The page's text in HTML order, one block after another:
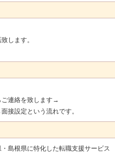
します。
連絡を致します→
接設定という流れです。
島根県に特化した転職支援サービス